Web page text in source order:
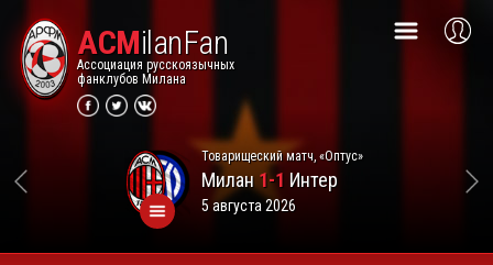
ACMilanFan
Ассоциация русскоязычных
фанклубов Милана
Товарищеский матч, «Оптус»
Милан1-1 Интер
5 августа 2026